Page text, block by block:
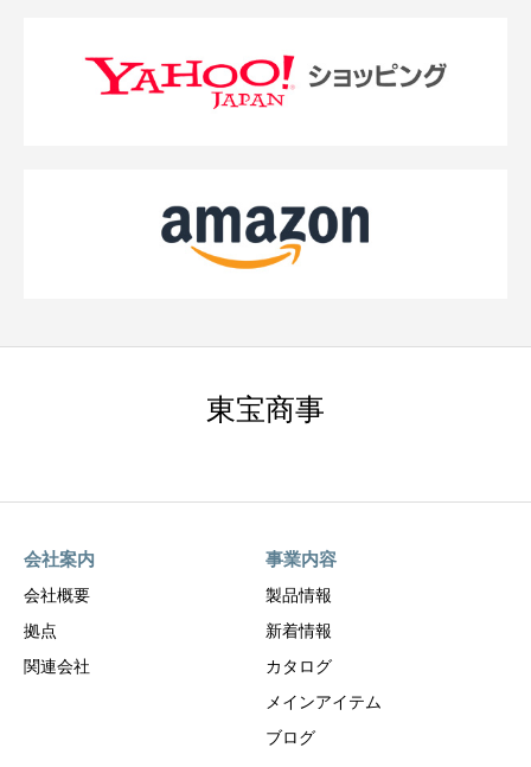
東宝商事
会社案内
会社概要
拠点
関連会社
事業内容
製品情報
新着情報
カタログ
メインアイテム
ブログ